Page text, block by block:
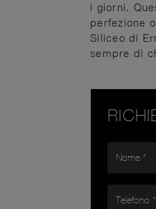
i giorni.
perfezione
Siliceo di
sempre di